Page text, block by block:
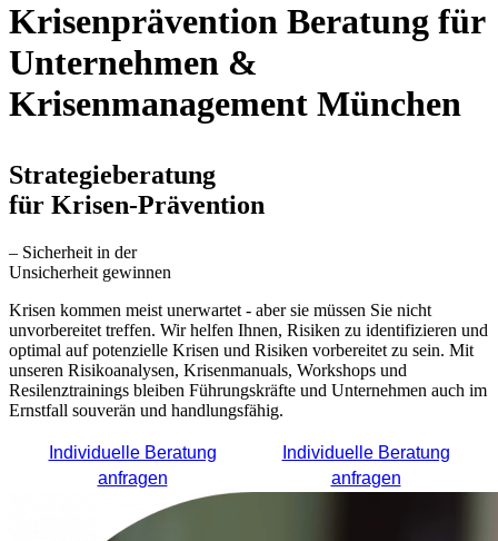
Krisenprävention Beratung für
Unternehmen &
Krisenmanagement München
Strategieberatung
für Krisen-Prävention
– Sicherheit in der
Unsicherheit gewinnen
Krisen kommen meist unerwartet - aber sie müssen Sie nicht
unvorbereitet treffen. Wir helfen Ihnen, Risiken zu identifizieren und
optimal auf potenzielle Krisen und Risiken vorbereitet zu sein. Mit
unseren Risikoanalysen, Krisenmanuals, Workshops und
Resilenztrainings bleiben Führungskräfte und Unternehmen auch im
Ernstfall souverän und handlungsfähig.
Individuelle Beratung
anfragen
Individuelle Beratung
anfragen